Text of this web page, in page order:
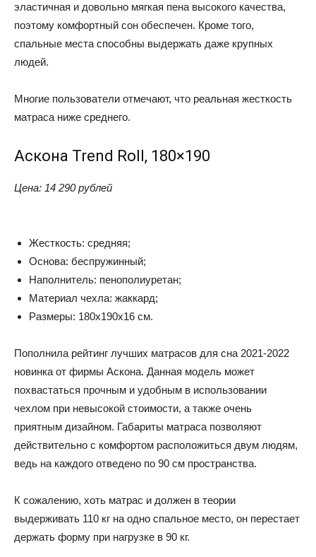
эластичная и довольно мягкая пена высокого качества,
поэтому комфортный сон обеспечен. Кроме того,
спальные места способны выдержать даже крупных
людей.
Многие пользователи отмечают, что реальная жесткость
матраса ниже среднего.
Аскона Trend Roll, 180×190
Цена: 14 290 рублей
Жесткость: средняя;
Основа: беспружинный;
Наполнитель: пенополиуретан;
Материал чехла: жаккард;
Размеры: 180x190x16 см.
Пополнила рейтинг лучших матрасов для сна 2021-2022
новинка от фирмы Аскона. Данная модель может
похвастаться прочным и удобным в использовании
чехлом при невысокой стоимости, а также очень
приятным дизайном. Габариты матраса позволяют
действительно с комфортом расположиться двум людям,
ведь на каждого отведено по 90 см пространства.
К сожалению, хоть матрас и должен в теории
выдерживать 110 кг на одно спальное место, он перестает
держать форму при нагрузке в 90 кг.